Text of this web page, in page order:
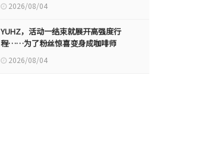
2026/08/04
YUHZ，活动一结束就展开高强度行
程……为了粉丝惊喜变身成咖啡师
2026/08/04